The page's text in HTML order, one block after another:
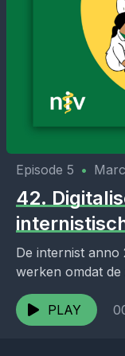
Episode 5 •
42.
De internist anno
werken omdat
verandert. Dit
van... PLAY